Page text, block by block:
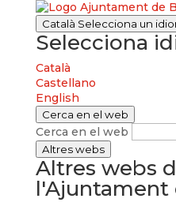
Català Selecciona un
Selecciona
Català
Castellano
English
Cerca en el web
Cerca en el web
Altres webs
Altres webs
l'Ajuntament